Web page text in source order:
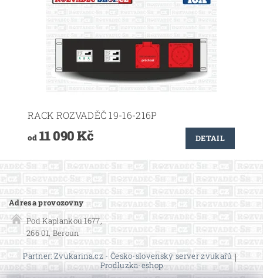
RACK ROZVADĚČ 19-16-216P
od11 090 Kč DETAIL
Adresa provozovny
Pod Kaplankou 1677,
266 01, Beroun
Partner: Zvukarina.cz - Česko-slovenský server zvukařů |
Prodluzka-eshop